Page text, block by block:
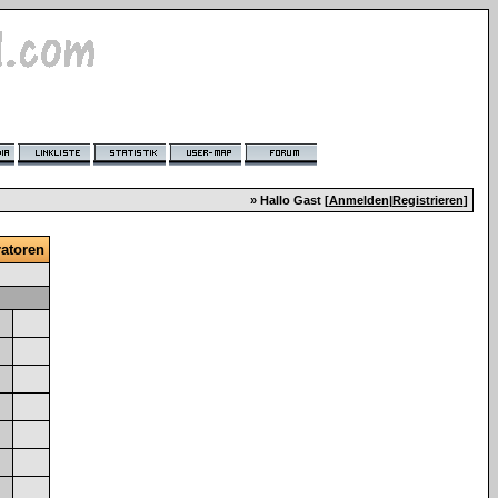
» Hallo Gast [Anmelden|Registrieren]